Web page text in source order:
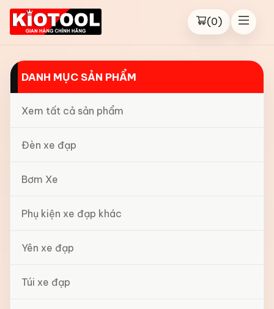
(0)
DANH MỤC SẢN PHẨM
Xem tất cả sản phẩm
Đèn xe đạp
Bơm Xe
Phụ kiện xe đạp khác
Yên xe đạp
Túi xe đạp